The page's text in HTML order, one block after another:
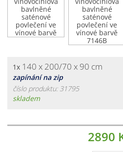
1x 140 x 200/70 x 90 cm
zapínání na zip
číslo produktu: 31795
skladem
2890